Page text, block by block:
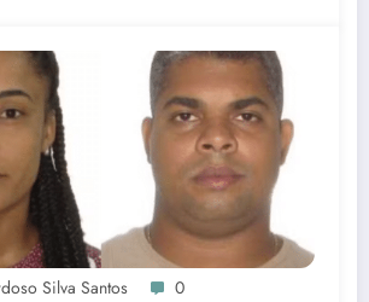
Silva Santos 0